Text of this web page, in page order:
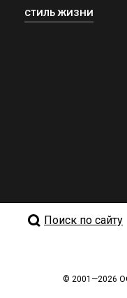
СТИЛЬ ЖИЗНИ
Поиск по сайту
© 2001—2026